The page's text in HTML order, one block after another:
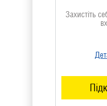
Захистіть